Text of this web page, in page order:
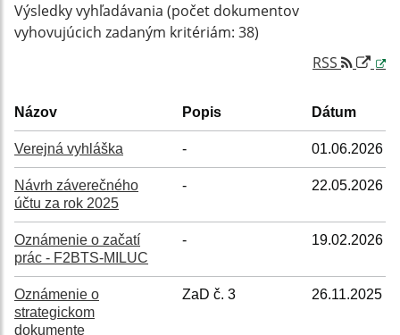
Dátum zverejnenia od:
Filtrovať Reset
Výsledky vyhľadávania (počet dokumentov
vyhovujúcich zadaným kritériám: 38)
RSS
Názov Popis Dátum
Verejná vyhláška - 01.06.2026
Návrh záverečného
účtu za rok 2025
- 22.05.2026
Oznámenie o začatí
prác - F2BTS-MILUC
- 19.02.2026
Oznámenie o
strategickom
dokumente
ZaD č. 3 26.11.2025